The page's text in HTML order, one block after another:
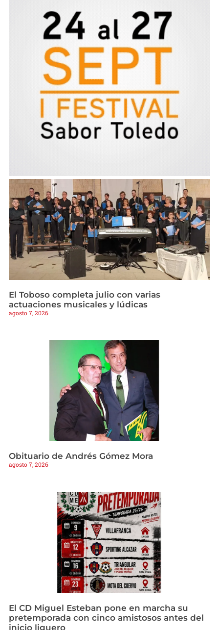
El Toboso completa julio con varias
actuaciones musicales y lúdicas
agosto 7, 2026
Obituario de Andrés Gómez Mora
agosto 7, 2026
El CD Miguel Esteban pone en marcha su
pretemporada con cinco amistosos antes del
inicio liguero